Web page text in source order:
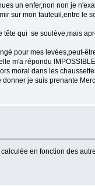
un enfer,non non je
sur mon fauteuil,entre le
qui se soulève,mais
pour mes levées,peut-
m'a répondu
moral dans les
donner je suis prenante
en fonction des